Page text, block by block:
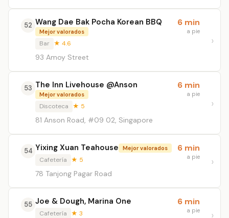
52 Wang Dae Bak Pocha Korean BBQ
Mejor valorados
Bar ★ 4.6
93 Amoy Street
6 min
a pie
53 The Inn Livehouse @Anson
Mejor valorados
Discoteca ★ 5
81 Anson Road, #09 02, Singapore
6 min
a pie
54 Yixing Xuan Teahouse Mejor valorados
Cafetería ★ 5
78 Tanjong Pagar Road
6 min
a pie
55 Joe & Dough, Marina One
Cafetería ★ 3
6 min
a pie